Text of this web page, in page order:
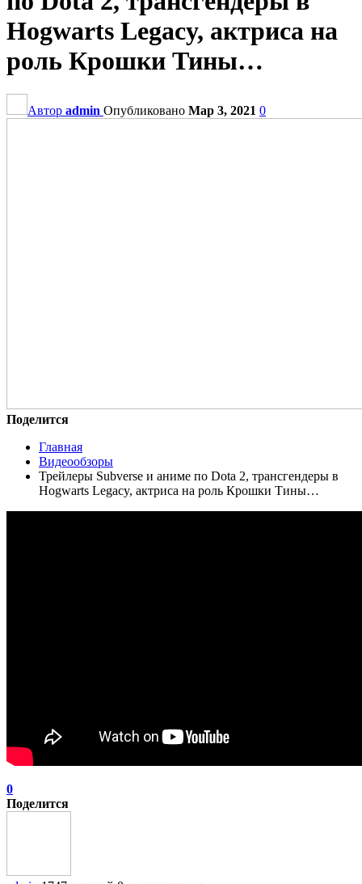
Hogwarts Legacy, актриса на
роль Крошки Тины…
Автор admin Опубликовано Мар 3, 2021 0
Поделится
Главная
Видеообзоры
Трейлеры Subverse и аниме по Dota 2, трансгендеры в
Hogwarts Legacy, актриса на роль Крошки Тины…
0
Поделится